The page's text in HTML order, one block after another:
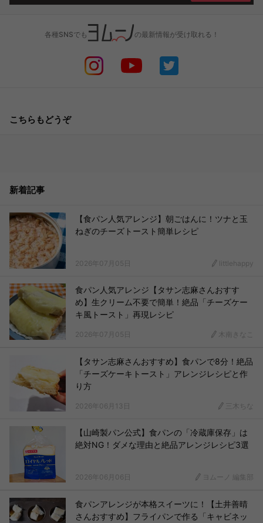
各種SNSでも の最新情報が受け取れる！
こちらもどうぞ
新着記事
【食パン人気アレンジ】朝ごはんに！ツナと玉
ねぎのチーズトースト簡単レシピ
2026年07月05日 littlehappy
食パン人気アレンジ【タサン志麻さんおすす
め】生クリーム不要で簡単！絶品「チーズケー
キ風トースト」再現レシピ
2026年07月05日 木南きなこ
【タサン志麻さんおすすめ】食パンで8分！絶品
「チーズケーキトースト」アレンジレシピと作
り方
2026年06月13日 三木ちな
【山崎製パン公式】食パンの「冷蔵庫保存」は
絶対NG！ダメな理由と絶品アレンジレシピ3選
2026年06月06日 ヨムーノ 編集部
食パンアレンジが本格スイーツに！【土井善晴
さんおすすめ】フライパンで作る「キャビネッ